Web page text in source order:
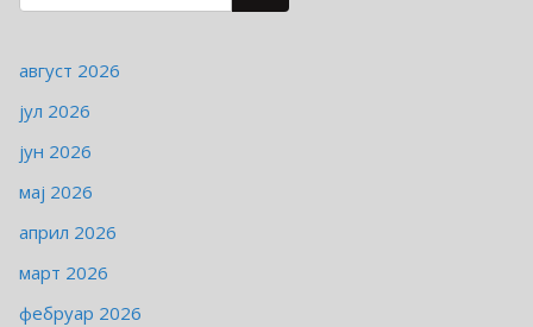
август 2026
јул 2026
јун 2026
мај 2026
април 2026
март 2026
фебруар 2026